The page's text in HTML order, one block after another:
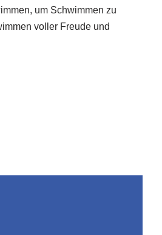
um Schwimmen zu
voller Freude und